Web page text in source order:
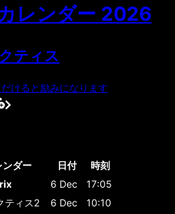
レンダー 2026
ティス
けると励みになります
ンダー 日付
時刻
6 Dec
17:05
ティス2 6 Dec
10:10